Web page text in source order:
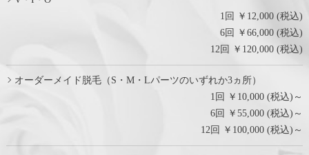
1回 ￥12,000 (税込)
6回 ￥66,000 (税込)
12回 ￥120,000 (税込)
オーダーメイド脱毛（S・M・Lパーツのいずれか3ヵ所）
1回 ￥10,000 (税込)～
6回 ￥55,000 (税込)～
12回 ￥100,000 (税込)～